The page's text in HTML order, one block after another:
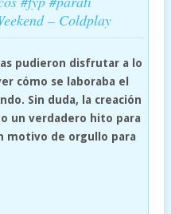
– Coldplay
pudieron disfrutar a lo
cómo se laboraba el
Sin duda, la creación
un verdadero hito para
motivo de orgullo para